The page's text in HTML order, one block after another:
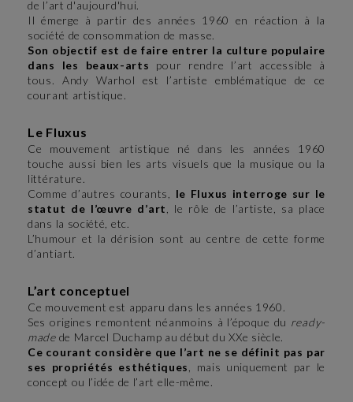
de l’art d'aujourd'hui.
Il émerge à partir des années 1960 en réaction à la
société de consommation de masse.
Son objectif est de faire entrer la culture populaire
dans les beaux-arts pour rendre l’art accessible à
tous. Andy Warhol est l’artiste emblématique de ce
courant artistique.
Le Fluxus
Ce mouvement artistique né dans les années 1960
touche aussi bien les arts visuels que la musique ou la
littérature.
Comme d’autres courants, le Fluxus interroge sur le
statut de l’œuvre d’art
, le rôle de l’artiste, sa place
dans la société, etc.
L’humour et la dérision sont au centre de cette forme
d’antiart.
L’art conceptuel
Ce mouvement est apparu dans les années 1960.
Ses origines remontent néanmoins à l’époque du ready-
made de Marcel Duchamp au début du XXe siècle.
Ce courant considère que l’art ne se définit pas par
ses propriétés esthétiques
, mais uniquement par le
concept ou l’idée de l’art elle-même.